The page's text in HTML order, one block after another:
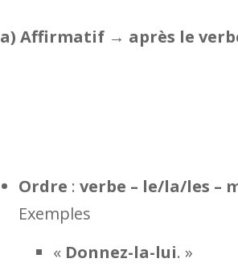
a) Affirmatif → après le
Ordre :verbe – le/la/les –
Exemples
« Donnez-la-lui. »